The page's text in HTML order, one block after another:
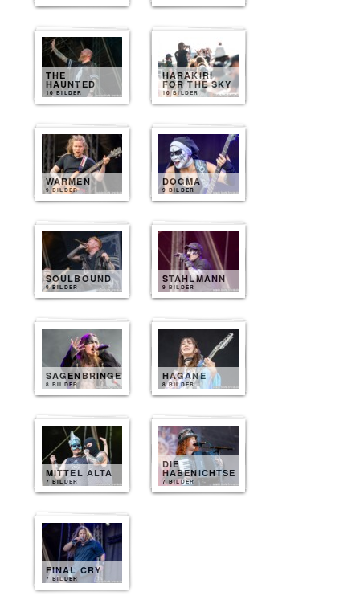
THE
HAUNTED
10 BILDER
HARAKIRI
FOR THE SKY
10 BILDER
WARMEN
9 BILDER
DOGMA
9 BILDER
SOULBOUND
9 BILDER
STAHLMANN
9 BILDER
SAGENBRINGER
8 BILDER
HAGANE
8 BILDER
MITTEL ALTA
7 BILDER
DIE
HABENICHTSE
7 BILDER
FINAL CRY
7 BILDER